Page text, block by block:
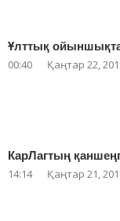
Ұлттық
00:40 Қаңтар 22,
КарЛагтың
14:14 Қаңтар 21,